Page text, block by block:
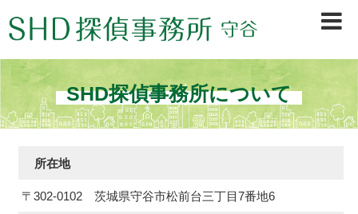
茨城県守谷市、取手市、常総市、龍ヶ崎市、坂東市、境町、古河市を中心に、浮
気調査・行動調査・信用調査等、早期調査＆秘密厳守で不安を素早く解決。初め
ての方も安心の探偵会社です。
SHD探偵事務所について
所在地
〒302-0102 茨城県守谷市松前台三丁目7番地6